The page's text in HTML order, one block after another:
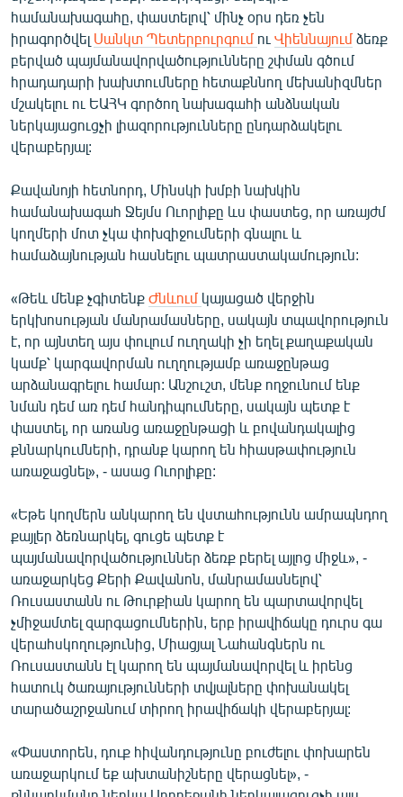
համանախագահը, փաստելով՝ մինչ օրս դեռ չեն
իրագործվել Սանկտ Պետերբուրգում ու Վիեննայում ձեռք
բերված պայմանավորվածությունները շփման գծում
հրադադարի խախտումները հետաքննող մեխանիզմներ
մշակելու ու ԵԱՀԿ գործող նախագահի անձնական
ներկայացուցչի լիազորությունները ընդարձակելու
վերաբերյալ:
Քավանոյի հետնորդ, Մինսկի խմբի նախկին
համանախագահ Ջեյմս Ուորլիքը ևս փաստեց, որ առայժմ
կողմերի մոտ չկա փոխզիջումների գնալու և
համաձայնության հասնելու պատրաստակամություն:
«Թեև մենք չգիտենք Ժնևում կայացած վերջին
երկխոսության մանրամասները, սակայն տպավորություն
է, որ այնտեղ այս փուլում ուղղակի չի եղել քաղաքական
կամք՝ կարգավորման ուղղությամբ առաջընթաց
արձանագրելու համար: Անշուշտ, մենք ողջունում ենք
նման դեմ առ դեմ հանդիպումները, սակայն պետք է
փաստել, որ առանց առաջընթացի և բովանդակալից
քննարկումների, դրանք կարող են հիասթափություն
առաջացնել», - ասաց Ուորլիքը:
«Եթե կողմերն անկարող են վստահությունն ամրապնդող
քայլեր ձեռնարկել, գուցե պետք է
պայմանավորվածություններ ձեռք բերել այլոց միջև», -
առաջարկեց Քերի Քավանոն, մանրամասնելով՝
Ռուսաստանն ու Թուրքիան կարող են պարտավորվել
չմիջամտել զարգացումներին, երբ իրավիճակը դուրս գա
վերահսկողությունից, Միացյալ Նահանգներն ու
Ռուսաստանն էլ կարող են պայմանավորվել և իրենց
հատուկ ծառայությունների տվյալները փոխանակել
տարածաշրջանում տիրող իրավիճակի վերաբերյալ:
«Փաստորեն, դուք հիվանդությունը բուժելու փոխարեն
առաջարկում եք ախտանիշները վերացնել», -